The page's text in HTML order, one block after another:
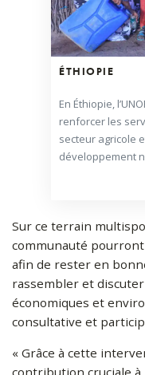
ÉTHIOPIE
En Éthiopie,
renforcer les
secteur agricole
développement
Sur ce terrain
communauté
afin de rester en
rassembler et
économiques et
consultative et
« Grâce à cette